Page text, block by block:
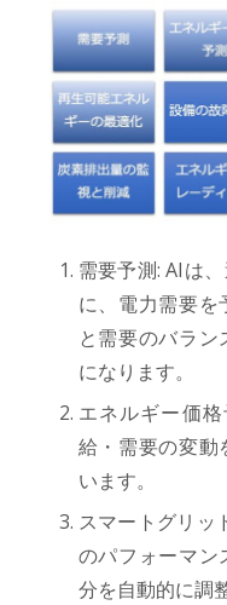
需要予測: AIは
に、電力需要を
と需要のバラ
になります。
エネルギー価
給・需要の変動
います。
スマートグリッ
のパフォーマン
分を自動的に調